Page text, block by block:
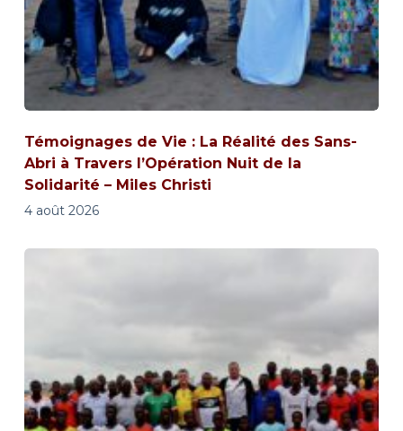
Témoignages de Vie : La Réalité des Sans-
Abri à Travers l’Opération Nuit de la
Solidarité – Miles Christi
4 août 2026